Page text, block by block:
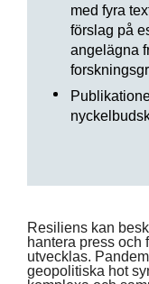
Resiliens kan
hantera press och
utvecklas.
geopolitiska hot
med fyra
förslag på
angelägna